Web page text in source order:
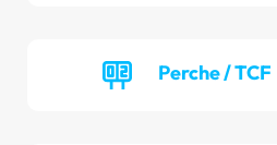
Perche / TCF